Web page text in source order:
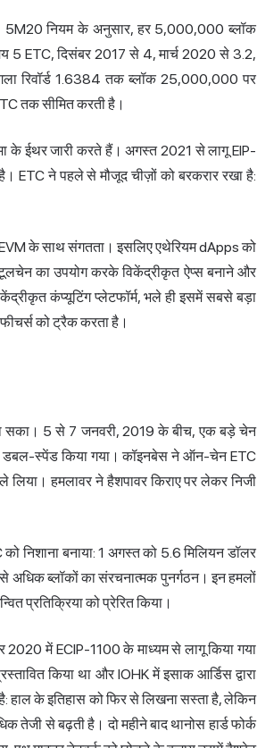
5M20 नियम के अनुसार, हर 5,000,000 ब्लॉक
5 ETC, दिसंबर 2017 से 4, मार्च 2020 से 3.2,
1.6384 तक ब्लॉक 25,000,000 पर
तक सीमित करती है।
के ईथर जारी करते हैं। अगस्त 2021 से लागू EIP-
ETC ने पहले से मौजूद चीज़ों को बरकरार रखा है:
के साथ संगतता। इसलिए एथेरियम dApps को
टूलचेन का उपयोग करके विकेंद्रीकृत ऐप्स बनाने और
कंप्यूटिंग प्लेटफॉर्म, भले ही इसमें सबसे बड़ा
को ट्रैक करता है।
सका। 5 से 7 जनवरी, 2019 के बीच, एक बड़े चेन
डबल-स्पेंड किया गया। कॉइनबेस ने ऑन-चेन ETC
लिया। हमलावर ने हैशपावर किराए पर लेकर निजी
निशाना बनाया: 1 अगस्त को 5.6 मिलियन डॉलर
अधिक ब्लॉकों का संरचनात्मक पुनर्गठन। इन हमलों
प्रतिक्रिया को प्रेरित किया।
2020 में ECIP-1100 के माध्यम से लागू किया गया
किया था और IOHK में इसाक आर्डिस द्वारा
हाल के इतिहास को फिर से लिखना सस्ता है, लेकिन
तेजी से बढ़ती है। दो महीने बाद थानोस हार्ड फोर्क